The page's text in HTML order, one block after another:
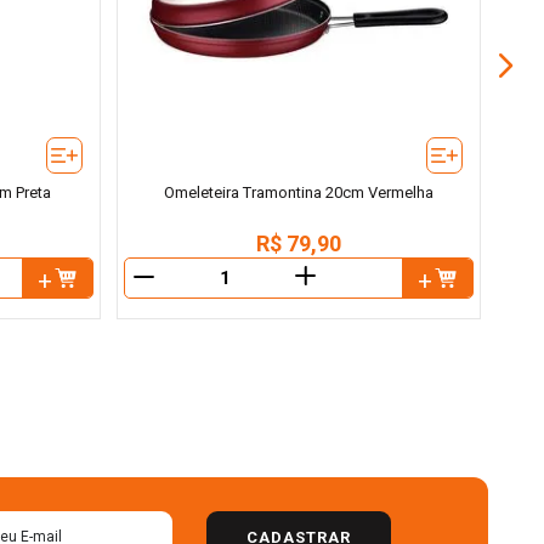
Preta Omeleteira Tramontina 20cm Vermelha
R$ 79,90
＋
CADASTRAR